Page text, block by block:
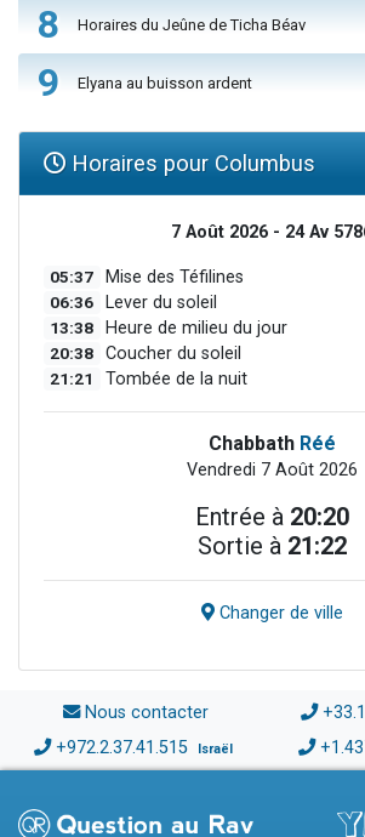
8 Horaires du Jeûne de Ticha Béav
9 Elyana au buisson ardent
Horaires pour Columbus
7 Août 2026 - 24 Av
05:37 Mise des Téfilines
06:36 Lever du soleil
13:38 Heure de milieu du jour
20:38 Coucher du soleil
21:21 Tombée de la nuit
Chabbath Réé
Vendredi 7 Août 2026
Entrée à 20:20
Sortie à 21:22
Changer de ville
Nous contacter
+972.2.37.41.515 Israël